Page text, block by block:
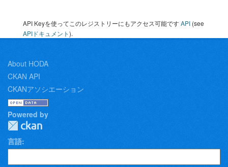
API Keyを使ってこのレジストリーにもアクセス可能ですAPI (see
APIドキュメント).
About HODA
CKAN API
CKANアソシエーション
Powered by
言語